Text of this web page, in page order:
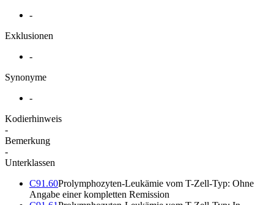
-
Exklusionen
-
Synonyme
-
Kodierhinweis
-
Bemerkung
-
Unterklassen
C91.60Prolymphozyten-Leukämie vom T-Zell-Typ: Ohne
Angabe einer kompletten Remission